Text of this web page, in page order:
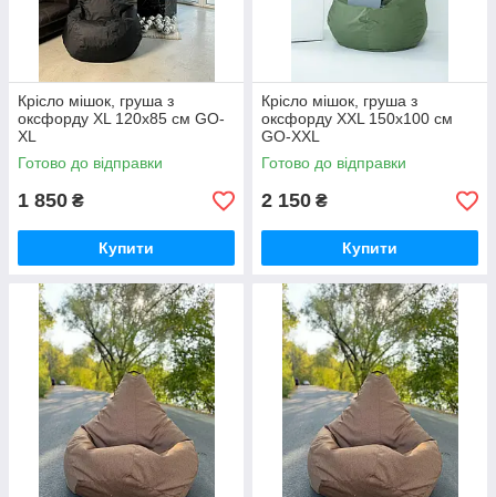
Крісло мішок, груша з
оксфорду XL 120х85 см GO-
XL
Готово до відправки
1 850 ₴
Купити
Крісло мішок, груша з
оксфорду XXL 150х100 см
GO-XXL
Готово до відправки
2 150 ₴
Купити